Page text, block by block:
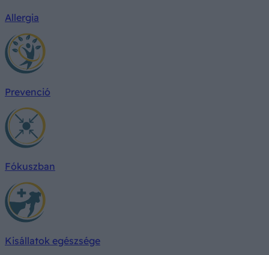
Allergia
Prevenció
Fókuszban
Kisállatok egészsége